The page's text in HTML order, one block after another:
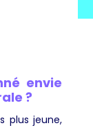
envie
?
plus jeune,